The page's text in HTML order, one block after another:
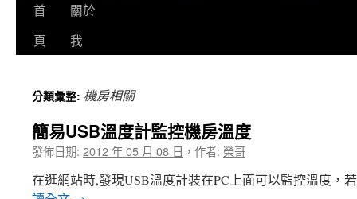
首
頁
關於
我
分類彙整: 機房相關
簡易USB溫度計監控機房溫度
發佈日期: 2012 年 05 月 08 日 ， 作者: 榮哥
在逛網站時,發現USB溫度計裝在PC上面可以監控溫度